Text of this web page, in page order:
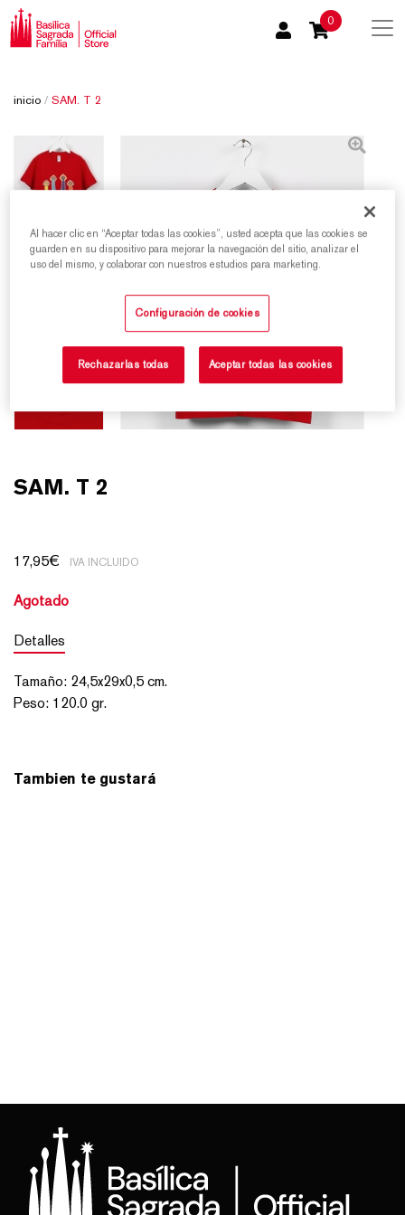
0
inicio / SAM. T 2
SAM. T 2
17,95€ IVA INCLUIDO
Agotado
Detalles
Tamaño: 24,5x29x0,5 cm.
Peso: 120.0 gr.
Tambien te gustará
Al hacer clic en “Aceptar todas las cookies”, usted acepta que las cookies se
guarden en su dispositivo para mejorar la navegación del sitio, analizar el
uso del mismo, y colaborar con nuestros estudios para marketing.
Configuración de cookies
Rechazarlas todas Aceptar todas las cookies